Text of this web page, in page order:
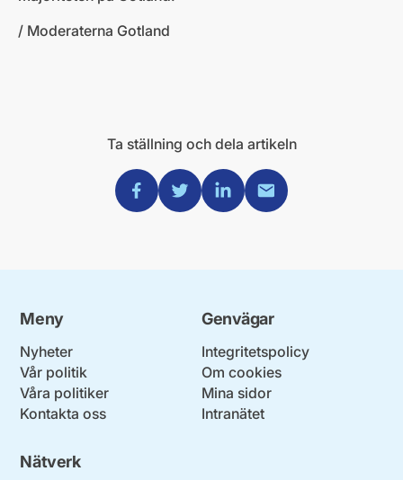
/ Moderaterna Gotland
Ta ställning och dela artikeln
Dela via Facebook
Dela via Twitter
Dela via Linkedin
Dela via Mail
Meny
Nyheter
Vår politik
Våra politiker
Kontakta oss
Genvägar
Integritetspolicy
Om cookies
Mina sidor
Intranätet
Nätverk